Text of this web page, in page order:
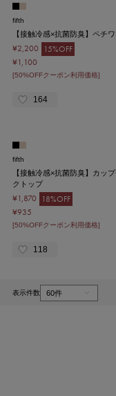
fifth
【接触冷感×抗菌防臭】ペチ
¥2,200
15%OFF
¥1,100
[50%OFFクーポン利用価格]
164
fifth
【接触冷感×抗菌防臭】カッ
クトップ
¥1,870
18%OFF
¥935
[50%OFFクーポン利用価格]
118
表示件数